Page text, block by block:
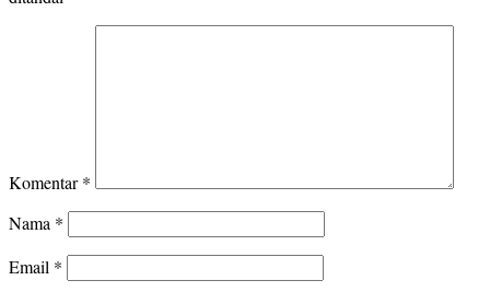
Komentar*
Nama *
Email *